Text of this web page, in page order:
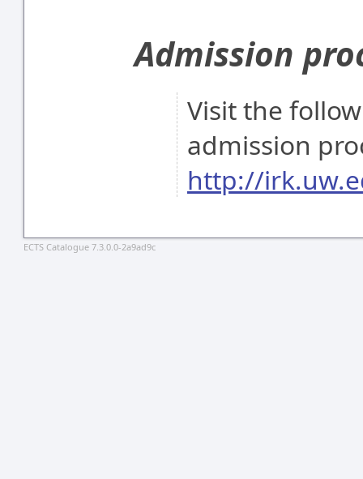
Admission
Visit the
admission
http://
ECTS Catalogue 7.3.0.0-2a9ad9c